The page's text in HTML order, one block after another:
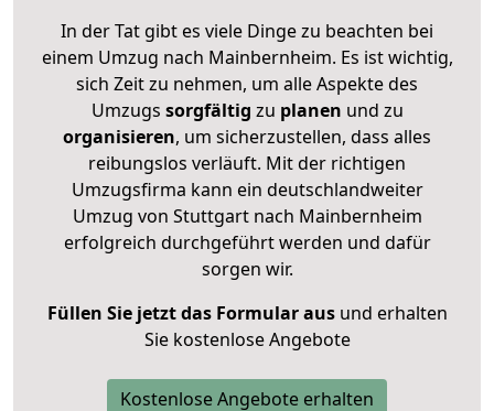
In der Tat gibt es viele Dinge zu beachten bei
einem Umzug nach Mainbernheim. Es ist wichtig,
sich Zeit zu nehmen, um alle Aspekte des
Umzugs sorgfältig zu planen und zu
organisieren, um sicherzustellen, dass alles
reibungslos verläuft. Mit der richtigen
Umzugsfirma kann ein deutschlandweiter
Umzug von Stuttgart nach Mainbernheim
erfolgreich durchgeführt werden und dafür
sorgen wir.
Füllen Sie jetzt das Formular ausund erhalten
Sie kostenlose Angebote
Kostenlose Angebote erhalten